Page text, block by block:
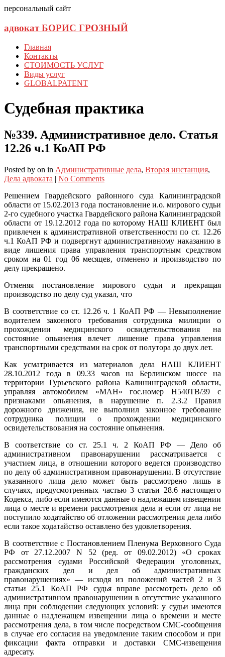
персональный сайт
адвокат БОРИС ГРОЗНЫЙ
Главная
Контакты
СТОИМОСТЬ УСЛУГ
Виды услуг
GLOBALPATENT
Судебная практика
№339. Административное дело. Статья
12.26 ч.1 КоАП РФ
Posted by on in Административные дела, Вторая инстанция,
Дела адвоката | No Comments
Решением Гвардейского районного суда Калининградской
области от 15.02.2013 года постановление и.о. мирового судьи
2-го судебного участка Гвардейского района Калининградской
области от 19.12.2012 года по которому НАШ КЛИЕНТ был
привлечен к административной ответственности по ст. 12.26
ч.1 КоАП РФ и подвергнут административному наказанию в
виде лишения права управления транспортным средством
сроком на 01 год 06 месяцев, отменено и производство по
делу прекращено.
Отменяя постановление мирового судьи и прекращая
производство по делу суд указал, что
В соответствие со ст. 12.26 ч. 1 КоАП РФ — Невыполнение
водителем законного требования сотрудника милиции о
прохождении медицинского освидетельствования на
состояние опьянения влечет лишение права управления
транспортными средствами на срок от полутора до двух лет.
Как усматривается из материалов дела НАШ КЛИЕНТ
28.10.2012 года в 09.33 часов на Берлинском шоссе на
территории Гурьевского района Калининградской области,
управляя автомобилем «МАН» гос.номер Н540ТВ/39 с
признаками опьянения, в нарушение п. 2.3.2 Правил
дорожного движения, не выполнил законное требование
сотрудника полиции о прохождении медицинского
освидетельствования на состояние опьянения.
В соответствие со ст. 25.1 ч. 2 КоАП РФ — Дело об
административном правонарушении рассматривается с
участием лица, в отношении которого ведется производство
по делу об административном правонарушении. В отсутствие
указанного лица дело может быть рассмотрено лишь в
случаях, предусмотренных частью 3 статьи 28.6 настоящего
Кодекса, либо если имеются данные о надлежащем извещении
лица о месте и времени рассмотрения дела и если от лица не
поступило ходатайство об отложении рассмотрения дела либо
если такое ходатайство оставлено без удовлетворения.
В соответствие с Постановлением Пленума Верховного Суда
РФ от 27.12.2007 N 52 (ред. от 09.02.2012) «О сроках
рассмотрения судами Российской Федерации уголовных,
гражданских дел и дел об административных
правонарушениях» — исходя из положений частей 2 и 3
статьи 25.1 КоАП РФ судья вправе рассмотреть дело об
административном правонарушении в отсутствие указанного
лица при соблюдении следующих условий: у судьи имеются
данные о надлежащем извещении лица о времени и месте
рассмотрения дела, в том числе посредством СМС-сообщения
в случае его согласия на уведомление таким способом и при
фиксации факта отправки и доставки СМС-извещения
адресату.